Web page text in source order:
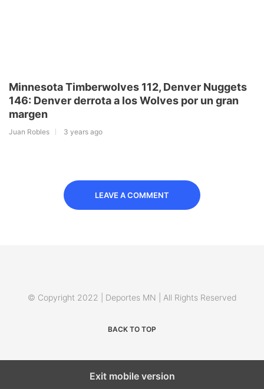
Minnesota Timberwolves 112, Denver Nuggets
146: Denver derrota a los Wolves por un gran
margen
Juan Robles 3 years ago
LEAVE A COMMENT
© Copyright 2022 | Deportes MN | All Rights Reserved
BACK TO TOP
Exit mobile version